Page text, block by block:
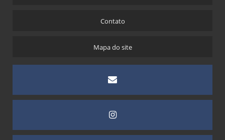
Contato
Mapa do site